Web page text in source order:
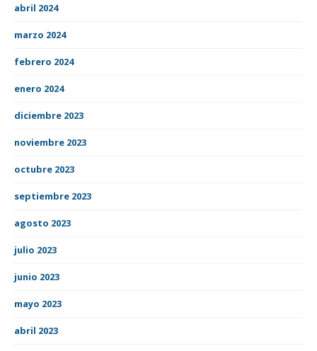
abril 2024
marzo 2024
febrero 2024
enero 2024
diciembre 2023
noviembre 2023
octubre 2023
septiembre 2023
agosto 2023
julio 2023
junio 2023
mayo 2023
abril 2023